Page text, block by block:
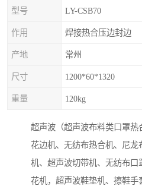
型号 LY-CSB70
作用 焊接热合压边封边
产地 常州
尺寸 1200*60*1320
重量 120kg
超声波（超声波布料类口罩
花边机、无纺布热合机、尼
机、超声波切带机、无纺布口
花机，超声波鞋垫机、擦鞋